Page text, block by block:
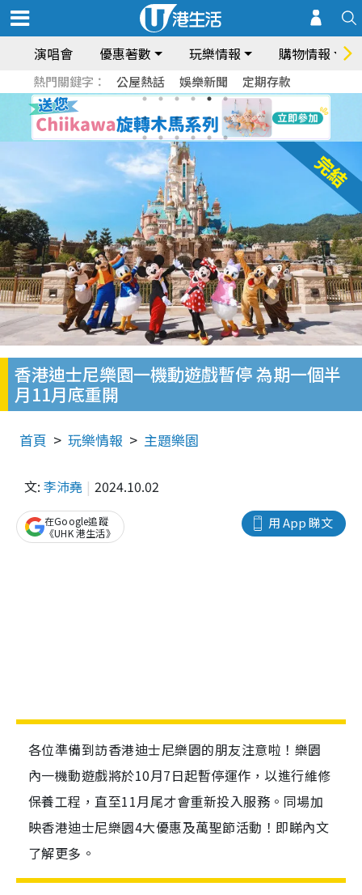
演唱會 優惠著數 玩樂情報 購物情報
熱門關鍵字： 公屋熱話 娛樂新聞 定期存款
香港迪士尼樂園一機動遊戲暫停 為期一個半
月11月底重開
首頁 玩樂情報 主題樂園
文: 李沛堯 2024.10.02
用 App 睇文
在Google追蹤
《UHK 港生活》
各位準備到訪香港迪士尼樂園的朋友注意啦！樂園
內一機動遊戲將於10月7日起暫停運作，以進行維修
保養工程，直至11月尾才會重新投入服務。同場加
映香港迪士尼樂園4大優惠及萬聖節活動！即睇內文
了解更多。